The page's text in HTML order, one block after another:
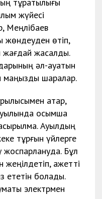
жүйесі
Меңлібаев
жөндеуден өтіп,
жағдай жасалды.
әл-ауқатын
маңызды шаралар.
қатар,
қосымша
Ауылдың
тұрғын үйлерге
жоспарлануда. Бұл
қажетті
ететін болады.
электрмен